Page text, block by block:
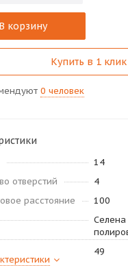
В корзину
Купить в 1 клик
0 человек
14
отверстий
4
расстояние
100
Селена
49